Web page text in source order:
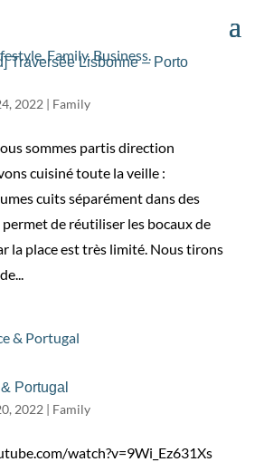
Traversée Lisbonne – Porto
2022 | Family
sommes partis direction
cuisiné toute la veille :
cuits séparément dans des
permet de réutiliser les bocaux de
la place est très limité. Nous tirons
Portugal
2022 | Family
watch?v=9Wi_Ez631Xs